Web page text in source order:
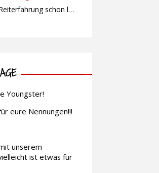
Liegt Ihre Reiterfahrung schon länger zurück oder fühlen Sie sich noch nicht richtig fit? Oder sind Sie bereits ein sicherer Reiter und freuen sich auf weiterführenden Unterricht? Training für Reiter:innen mit unterschiedlicher Reiterfahrung, auf die Wünsche und Kenntnisse des Einzelnen abgestimmt. Ein abwechslungsreiches Programm mit individuellem Reitunterricht und für Fortgeschrittene auch mit Gangtraining findet in […]
Youngster!
eure Nennungen!!!
unserem
ist etwas für